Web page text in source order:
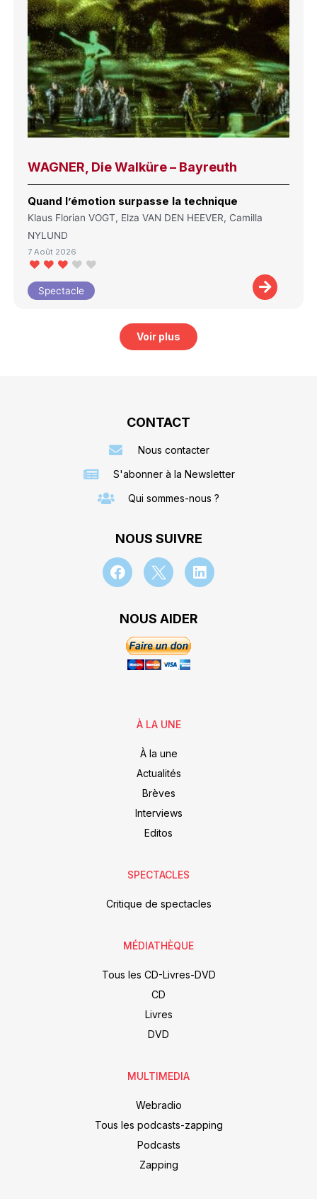
WAGNER, Die Walküre – Bayreuth
Quand l’émotion surpasse la technique
Klaus Florian VOGT, Elza VAN DEN HEEVER, Camilla
NYLUND
7 Août 2026
Spectacle
Voir plus
CONTACT
Nous contacter
S'abonner à la Newsletter
Qui sommes-nous ?
NOUS SUIVRE
NOUS AIDER
À LA UNE
À la une
Actualités
Brèves
Interviews
Editos
SPECTACLES
Critique de spectacles
MÉDIATHÈQUE
Tous les CD-Livres-DVD
CD
Livres
DVD
MULTIMEDIA
Webradio
Tous les podcasts-zapping
Podcasts
Zapping